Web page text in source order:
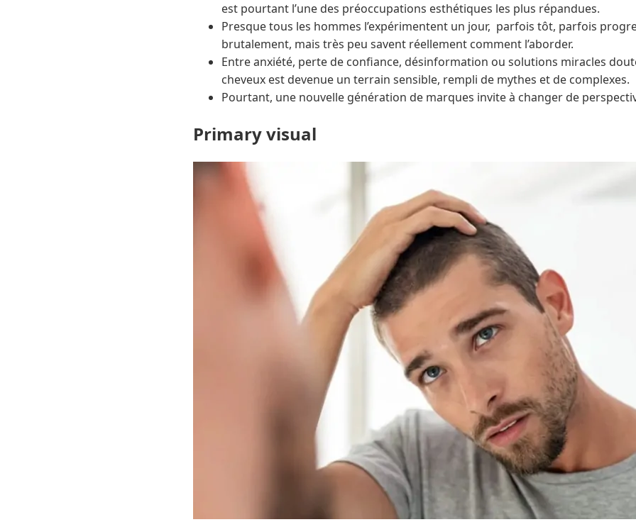
est pourtant l’une des préoccupations esthétiques les plus répandues.
Presque tous les hommes l’expérimentent un jour, parfois tôt, parfois
brutalement, mais très peu savent réellement comment l’aborder.
Entre anxiété, perte de confiance, désinformation ou solutions miracles
cheveux est devenue un terrain sensible, rempli de mythes et de complexes.
Pourtant, une nouvelle génération de marques invite à changer de
Primary visual